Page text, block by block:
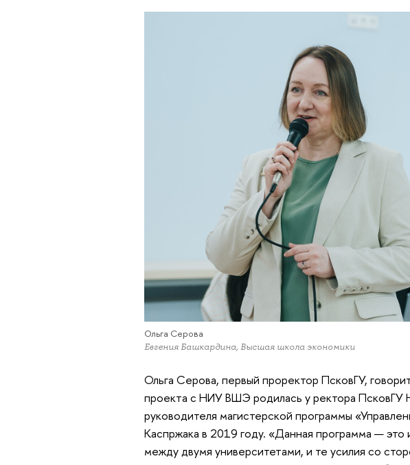
Ольга Серова
Евгения Башкардина, Высшая школа экономики
Ольга Серова, первый проректор ПсковГУ,
проекта с НИУ ВШЭ родилась у ректора ПсковГУ
руководителя магистерской программы
Каспржака в 2019 году. «Данная программа — это
между двумя университетами, и те усилия со